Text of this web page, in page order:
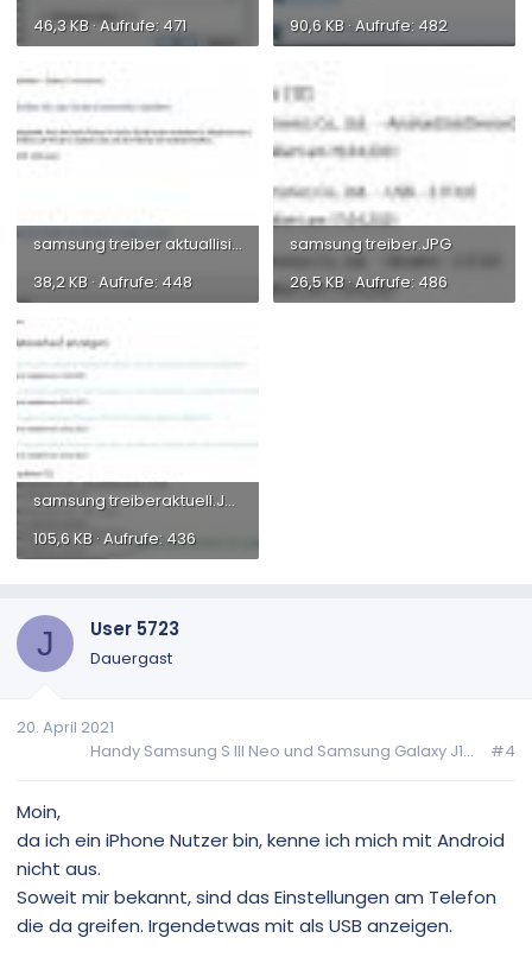
46,3 KB · Aufrufe: 471
90,6 KB · Aufrufe: 482
samsung treiber aktuallisieren.JPG
38,2 KB · Aufrufe: 448
samsung treiber.JPG
26,5 KB · Aufrufe: 486
samsung treiberaktuell.JPG
105,6 KB · Aufrufe: 436
J User 5723
Dauergast
20. April 2021
Handy Samsung S III Neo und Samsung Galaxy J1...
#4
Moin,
da ich ein iPhone Nutzer bin, kenne ich mich mit Android
nicht aus.
Soweit mir bekannt, sind das Einstellungen am Telefon
die da greifen. Irgendetwas mit als USB anzeigen.